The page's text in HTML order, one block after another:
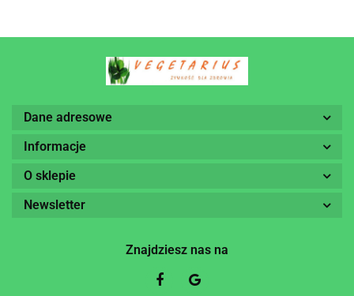
Dane adresowe
Informacje
O sklepie
Newsletter
Znajdziesz nas na